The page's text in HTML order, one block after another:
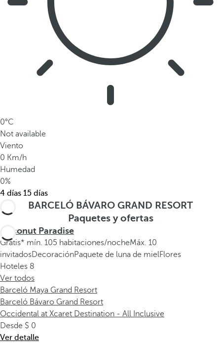
0°C
Not available
Viento
0 Km/h
Humedad
0%
4 días 15 días
BARCELÓ BÁVARO GRAND RESORT
Paquetes y ofertas
Coconut Paradise
Gratis* mín. 105 habitaciones/nocheMáx. 10
invitadosDecoraciónPaquete de luna de mielFlores
Hoteles 8
Ver todos
Barceló Maya Grand Resort
Barceló Bávaro Grand Resort
Occidental at Xcaret Destination - All Inclusive
Desde
0
Ver detalle